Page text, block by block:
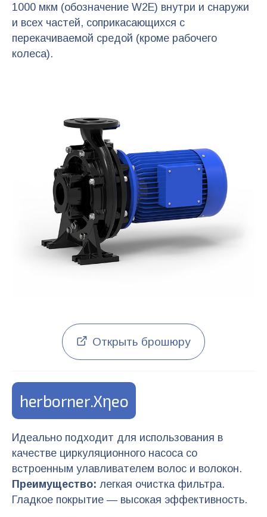
1000 мкм (обозначение W2E) внутри и снаружи
и всех частей, соприкасающихся с
перекачиваемой средой (кроме рабочего
колеса).
Открыть брошюру
herborner.Xηeo
Идеально подходит для использования в
качестве циркуляционного насоса со
встроенным улавливателем волос и волокон.
Преимущество: легкая очистка фильтра.
Гладкое покрытие — высокая эффективность.